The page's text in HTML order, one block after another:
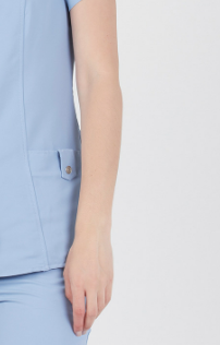
lista de Favoritos
Iniciar sesión